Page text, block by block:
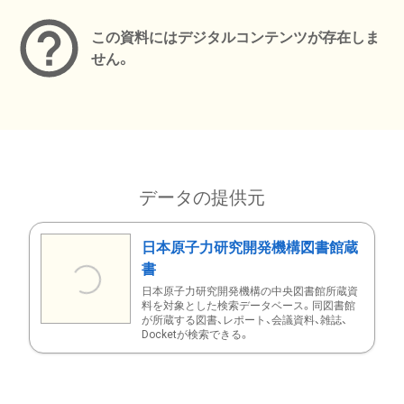
この資料にはデジタルコンテンツが存在しま
せん。
データの提供元
日本原子力研究開発機構図書館蔵
書
日本原子力研究開発機構の中央図書館所蔵資
料を対象とした検索データベース。同図書館
が所蔵する図書、レポート、会議資料、雑誌、
Docketが検索できる。